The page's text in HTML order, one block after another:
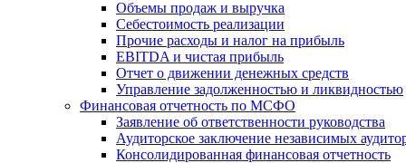
Объемы продаж и выручка
Себестоимость реализации
Прочие расходы и налог на прибыль
EBITDA и чистая прибыль
Отчет о движении денежных средств
Управление задолженностью и ликвидностью
Финансовая отчетность по МСФО
Заявление об ответственности руководства
Аудиторское заключение независимых
Консолидированная финансовая отчетность